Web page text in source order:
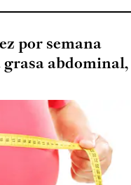
por semana
abdominal,